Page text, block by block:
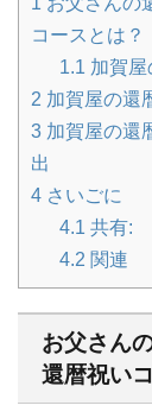
コースとは？
1.1 加賀
2 加賀屋の還
3 加賀屋の還
出
4 さいごに
4.1 共有:
4.2 関連
お父さん
還暦祝い